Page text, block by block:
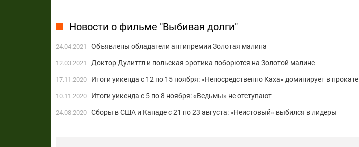
Новости о фильме "Выбивая долги"
24.04.2021 Объявлены обладатели антипремии Золотая малина
12.03.2021 Доктор Дулиттл и польская эротика поборются на Золотой малине
17.11.2020 Итоги уикенда с 12 по 15 ноября: «Непосредственно Каха» доминирует в прокате
10.11.2020 Итоги уикенда с 5 по 8 ноября: «Ведьмы» не отступают
24.08.2020 Сборы в США и Канаде с 21 по 23 августа: «Неистовый» выбился в лидеры